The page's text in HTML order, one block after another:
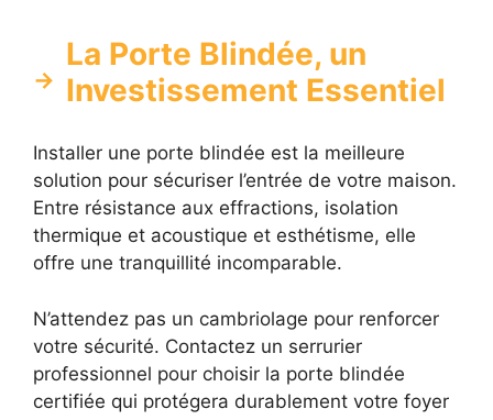
La Porte Blindée, un
Investissement Essentiel
Installer une porte blindée est la meilleure
solution pour sécuriser l’entrée de votre maison.
Entre résistance aux effractions, isolation
thermique et acoustique et esthétisme, elle
offre une tranquillité incomparable.
N’attendez pas un cambriolage pour renforcer
votre sécurité. Contactez un serrurier
professionnel pour choisir la porte blindée
certifiée qui protégera durablement votre foyer